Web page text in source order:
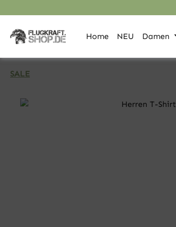
Home NEU Damen
SALE
Bildergalerie überspringen